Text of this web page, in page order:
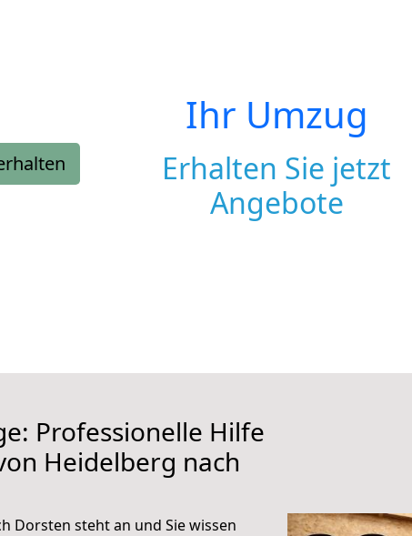
Ihr Umzug
Erhalten Sie jetzt
Angebote
Professionelle Hilfe
Heidelberg nach
Dorsten steht an und Sie wissen